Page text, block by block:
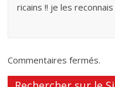
ricains !! je les
Commentaires fermés.